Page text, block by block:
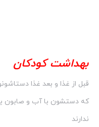
بهداشت کودکان
قبل از غذا و بعد غذا
که دستشون با آب و صابون
ندارند